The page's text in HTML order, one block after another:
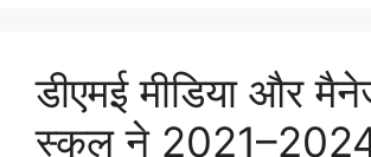
डीएमई मीडिया और
स्कूल ने